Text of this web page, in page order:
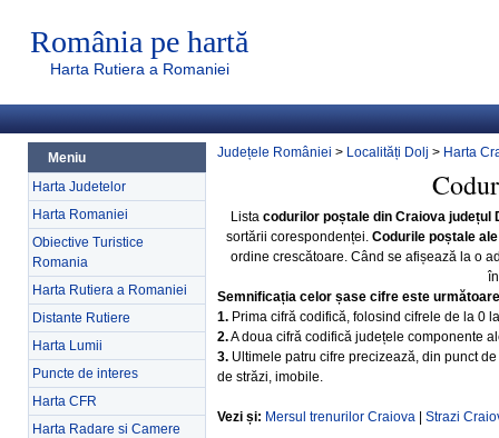
România pe hartă
Harta Rutiera a Romaniei
Meniu
Harta Judetelor
Harta Romaniei
Obiective Turistice
Romania
Harta Rutiera a Romaniei
Distante Rutiere
Harta Lumii
Puncte de interes
Harta CFR
Harta Radare si Camere
Județele României > Localități Dolj > Harta
Lista codurilor poștale din Craiova județul
sortării corespondenței. Codurile poștale
ordine crescătoare. Când se afișează la o
Semnificația celor șase cifre este
1. Prima cifră codifică, folosind cifrele de la 0
2.A doua cifră codifică județele componente
3. Ultimele patru cifre precizează, din punct
de străzi, imobile.
Vezi și: Mersul trenurilor Craiova Strazi